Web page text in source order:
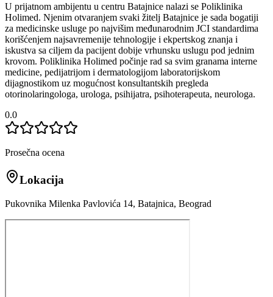
U prijatnom ambijentu u centru Batajnice nalazi se Poliklinika
Holimed. Njenim otvaranjem svaki žitelj Batajnice je sada bogatiji
za medicinske usluge po najvišim međunarodnim JCI standardima
korišćenjem najsavremenije tehnologije i ekpertskog znanja i
iskustva sa ciljem da pacijent dobije vrhunsku uslugu pod jednim
krovom. Poliklinika Holimed počinje rad sa svim granama interne
medicine, pedijatrijom i dermatologijom laboratorijskom
dijagnostikom uz mogućnost konsultantskih pregleda
otorinolaringologa, urologa, psihijatra, psihoterapeuta, neurologa.
0.0
Prosečna ocena
Lokacija
Pukovnika Milenka Pavlovića 14, Batajnica, Beograd